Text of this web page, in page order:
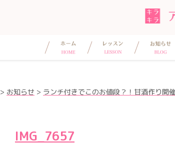
> お知らせ > ランチ付きでこのお値段？！甘酒作り開
IMG_7657